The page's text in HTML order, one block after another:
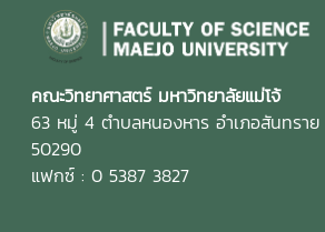
องค์กรและการจัดการศึกษาอย่างยั่งยืน ใ
ประเมินคุณภาพการศึกษาภายใน ได้ร่วมดำ
ให้ข้อเสนอแนะต่อรายงานผลการดำเนินการ
(EdPEx Report) โดยพิจารณาความครบถ้
และความสอดคล้องของผลการดำเนินงาน
EdPEx พร้อมแลกเปลี่ยนข้อคิดเห็นและแน
ยกระดับคุณภาพของรายงานและเตรียมคว
คณะวิทยาศาสตร์ มหาวิทยาลัยแม่โจ้
63 หมู่ 4 ตำบลหนองหาร อำเภอสันทราย
50290
แฟกซ์ : 0 5387 3827